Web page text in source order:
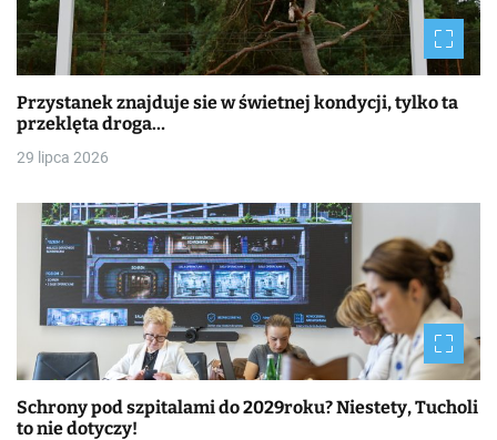
Przystanek znajduje sie w świetnej kondycji, tylko ta
przeklęta droga…
29 lipca 2026
Schrony pod szpitalami do 2029roku? Niestety, Tucholi
to nie dotyczy!